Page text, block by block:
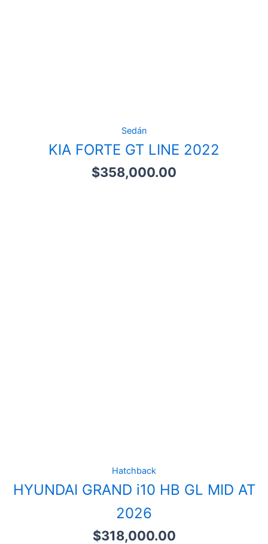
Sedán
KIA FORTE GT LINE 2022
$358,000.00
Hatchback
HYUNDAI GRAND i10 HB GL MID AT
2026
$318,000.00